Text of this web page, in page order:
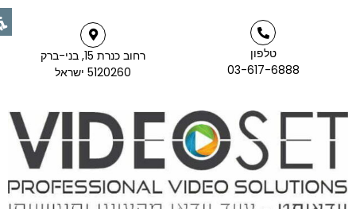
טלפון
03-617-6888
רחוב כנרת 15, בני-ברק
5120260 ישראל